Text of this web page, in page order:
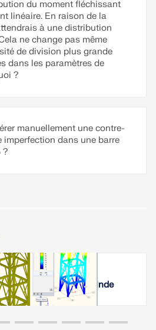
du moment fléchissant
linéaire. En raison de la
à une distribution
ne change pas même
de division plus grande
dans les paramètres de
?
manuellement une contre-
imperfection dans une barre
?
à des charges
chaudière à Neyveli, Inde